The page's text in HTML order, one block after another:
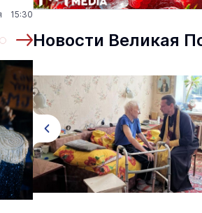
15:30
Новости Великая